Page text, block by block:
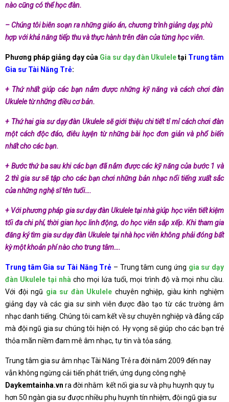
nào cũng có thể học đàn.
– Chúng tôi biên soạn ra những giáo án, chương trình giảng dạy, phù
hợp với khả năng tiếp thu và thực hành trên đàn của từng học viên.
Phương pháp giảng dạy của Gia sư dạy đàn Ukuleletại Trung tâm
Gia sư Tài Năng Trẻ:
+ Thứ nhất giúp các bạn nắm được những kỹ năng và cách chơi đàn
Ukulele từ những điều cơ bản.
+ Thứ hai gia sư dạy đàn Ukulele sẽ giới thiệu chi tiết tỉ mỉ cách chơi đàn
một cách độc đáo, điêu luyện từ những bài học đơn giản và phổ biến
nhất cho các bạn.
+ Bước thứ ba sau khi các bạn đã nắm được các kỹ năng của bước 1 và
2 thì gia sư sẽ tập cho các bạn chơi những bản nhạc nổi tiếng xuất sắc
của những nghệ sĩ tên tuổi….
+ Với phương pháp gia sư dạy đàn Ukulele tại nhà giúp học viên tiết kiệm
tối đa chi phí, thời gian học linh động, do học viên sắp xếp. Khi tham gia
đăng ký tìm gia sư dạy đàn Ukulele tại nhà học viên không phải đóng bất
kỳ một khoản phí nào cho trung tâm….
Trung tâm Gia sư Tài Năng Trẻ – Trung tâm cung ứng gia sư dạy
đàn Ukulele tại nhà cho mọi lứa tuổi, mọi trình độ và mọi nhu cầu.
Với đội ngũ gia sư đàn Ukulele chuyên nghiệp, giàu kinh nghiệm
giảng dạy và các gia sư sinh viên được đào tạo từ các trường âm
nhạc danh tiếng. Chúng tôi cam kết về sự chuyên nghiệp và đẳng cấp
mà đội ngũ gia sư chúng tôi hiện có. Hy vọng sẽ giúp cho các bạn trẻ
thỏa mãn niềm đam mê âm nhạc, tự tin và tỏa sáng.
Trung tâm gia sư âm nhạc Tài Năng Trẻ ra đời năm 2009 đến nay
vẫn không ngừng cải tiến phát triển, ứng dụng công nghệ
Daykemtainha.vn ra đời nhằm kết nối gia sư và phụ huynh quy tụ
hơn 50 ngàn gia sư được nhiều phụ huynh tín nhiệm, đội ngũ gia sư